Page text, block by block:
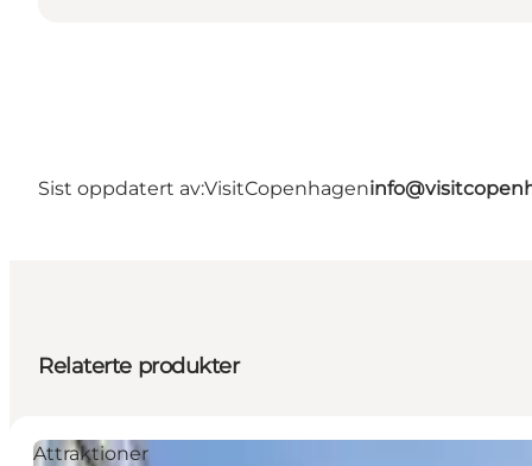
Sist oppdatert av:VisitCopenhagen
Relaterte produkter
Attraktioner